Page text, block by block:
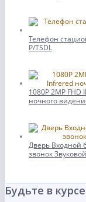
Телефон
P/TSDL
1080P 2MP
ночного
Дверь Входной
звонок
Будьте в